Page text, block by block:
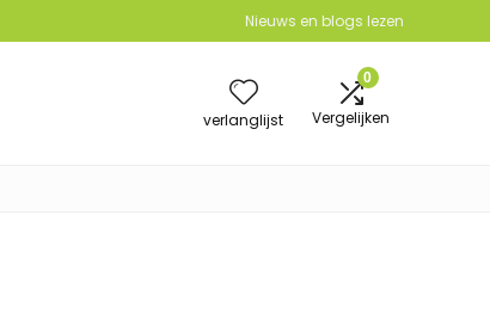
Nieuws en blogs lezen
verlanglijst
0
Vergelijken